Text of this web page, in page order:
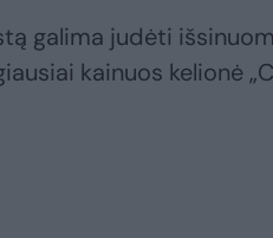
galima judėti
kainuos kelionė